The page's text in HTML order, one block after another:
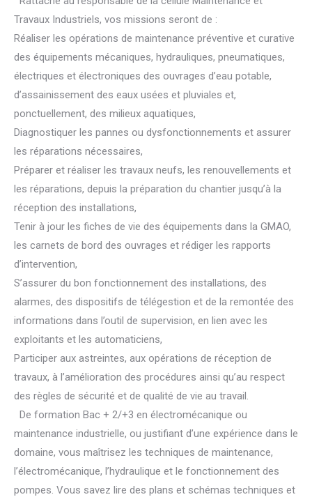
Travaux Industriels, vos missions seront de :
Réaliser les opérations de maintenance préventive et curative
des équipements mécaniques, hydrauliques, pneumatiques,
électriques et électroniques des ouvrages d’eau potable,
d’assainissement des eaux usées et pluviales et,
ponctuellement, des milieux aquatiques,
Diagnostiquer les pannes ou dysfonctionnements et assurer
les réparations nécessaires,
Préparer et réaliser les travaux neufs, les renouvellements et
les réparations, depuis la préparation du chantier jusqu’à la
réception des installations,
Tenir à jour les fiches de vie des équipements dans la GMAO,
les carnets de bord des ouvrages et rédiger les rapports
d’intervention,
S’assurer du bon fonctionnement des installations, des
alarmes, des dispositifs de télégestion et de la remontée des
informations dans l’outil de supervision, en lien avec les
exploitants et les automaticiens,
Participer aux astreintes, aux opérations de réception de
travaux, à l’amélioration des procédures ainsi qu’au respect
des règles de sécurité et de qualité de vie au travail.
De formation Bac + 2/+3 en électromécanique ou
maintenance industrielle, ou justifiant d’une expérience dans le
domaine, vous maîtrisez les techniques de maintenance,
l’électromécanique, l’hydraulique et le fonctionnement des
pompes. Vous savez lire des plans et schémas techniques et